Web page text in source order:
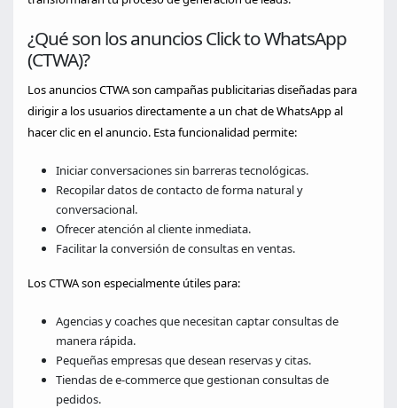
¿Qué son los anuncios Click to WhatsApp
(CTWA)?
Los anuncios CTWA son campañas publicitarias diseñadas para
dirigir a los usuarios directamente a un chat de WhatsApp al
hacer clic en el anuncio. Esta funcionalidad permite:
Iniciar conversaciones sin barreras tecnológicas.
Recopilar datos de contacto de forma natural y
conversacional.
Ofrecer atención al cliente inmediata.
Facilitar la conversión de consultas en ventas.
Los CTWA son especialmente útiles para:
Agencias y coaches que necesitan captar consultas de
manera rápida.
Pequeñas empresas que desean reservas y citas.
Tiendas de e-commerce que gestionan consultas de
pedidos.